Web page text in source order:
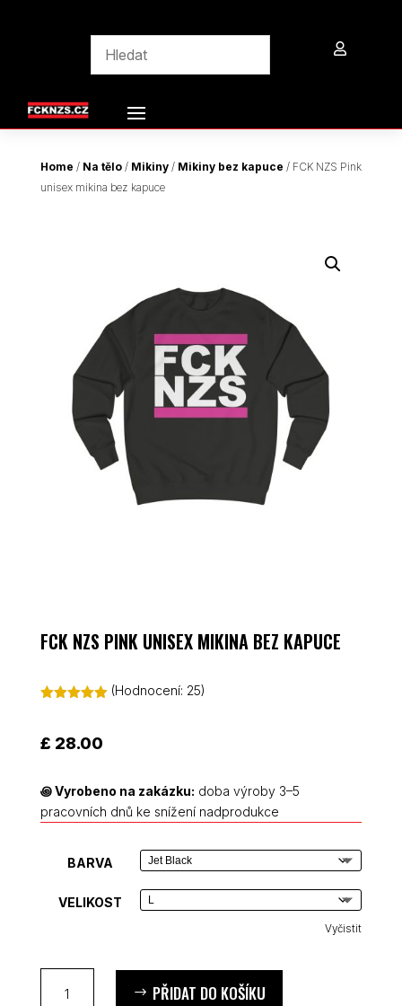

Home / Na tělo/ Mikiny/ Mikiny bez kapuce / FCK NZS Pink
unisex mikina bez kapuce
FCK NZS PINK UNISEX MIKINA BEZ KAPUCE
základě
hodnocení
(Hodnocení: 25)
£ 28.00
꩜Vyrobeno na zakázku: doba výroby 3–5
pracovních dnů ke snížení nadprodukce
BARVA
VELIKOST
Vyčistit
PŘIDAT DO KOŠÍKU